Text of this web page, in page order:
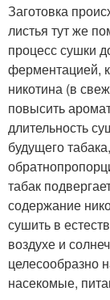
Заготовка
листья тут же
процесс сушки
ферментацией,
никотина (в
повысить
длительность
будущего
табак
содержание
сушить в
воздухе и
целесообразно
насекомые,